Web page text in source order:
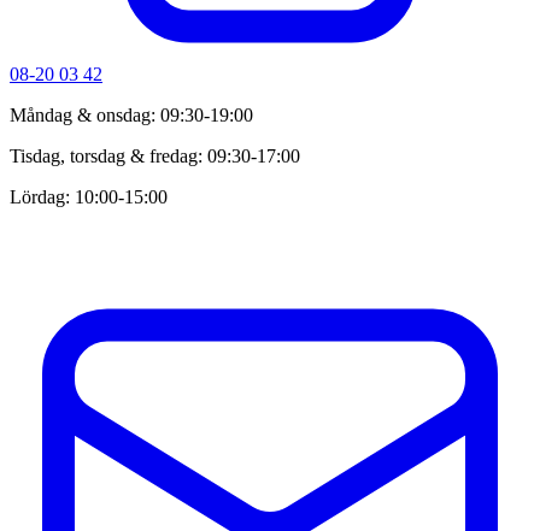
08-20 03 42
Måndag & onsdag: 09:30-19:00
Tisdag, torsdag & fredag: 09:30-17:00
Lördag: 10:00-15:00